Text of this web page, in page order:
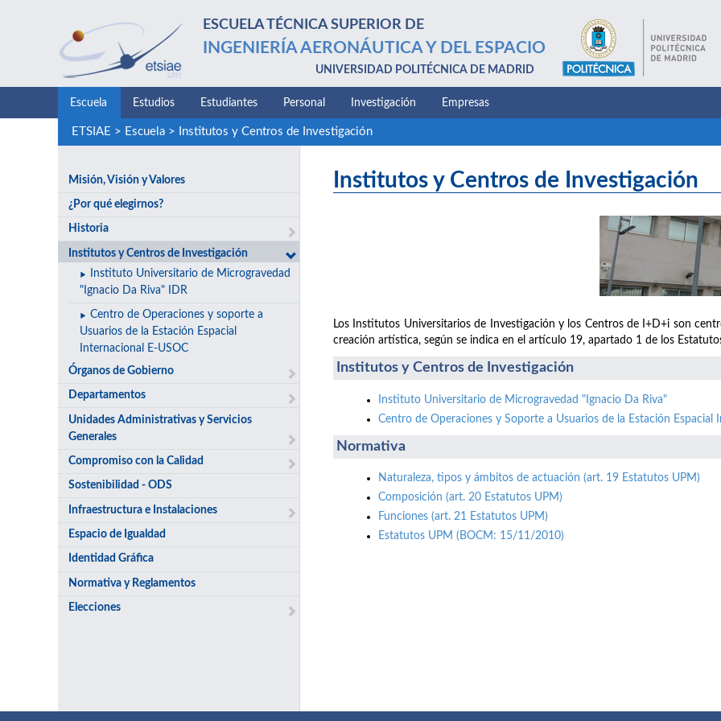
ESCUELA TÉCNICA SUPERIOR DE
INGENIERÍA AERONÁUTICA Y DEL ESPACIO
UNIVERSIDAD POLITÉCNICA DE MADRID
Escuela Estudios Estudiantes Personal Investigación Empresas
ETSIAE > Escuela> Institutos y Centros de Investigación
Misión, Visión y Valores
¿Por qué elegirnos?
Historia
Institutos y Centros de Investigación
Instituto Universitario de Microgravedad
"Ignacio Da Riva" IDR
Centro de Operaciones y soporte a
Usuarios de la Estación Espacial
Internacional E-USOC
Órganos de Gobierno
Departamentos
Unidades Administrativas y Servicios
Generales
Compromiso con la Calidad
Sostenibilidad - ODS
Infraestructura e Instalaciones
Espacio de Igualdad
Identidad Gráfica
Normativa y Reglamentos
Elecciones
Institutos y Centros de Investigación
Los Institutos Universitarios de Investigación y los Centros de I+D+i son
creación artística, según se indica en el artículo 19, apartado 1 de los
Institutos y Centros de Investigación
Instituto Universitario de Microgravedad "Ignacio Da Riva"
Centro de Operaciones y Soporte a Usuarios de la Estación Espacial
Normativa
Naturaleza, tipos y ámbitos de actuación (art. 19 Estatutos UPM)
Composición (art. 20 Estatutos UPM)
Funciones (art. 21 Estatutos UPM)
Estatutos UPM (BOCM: 15/11/2010)